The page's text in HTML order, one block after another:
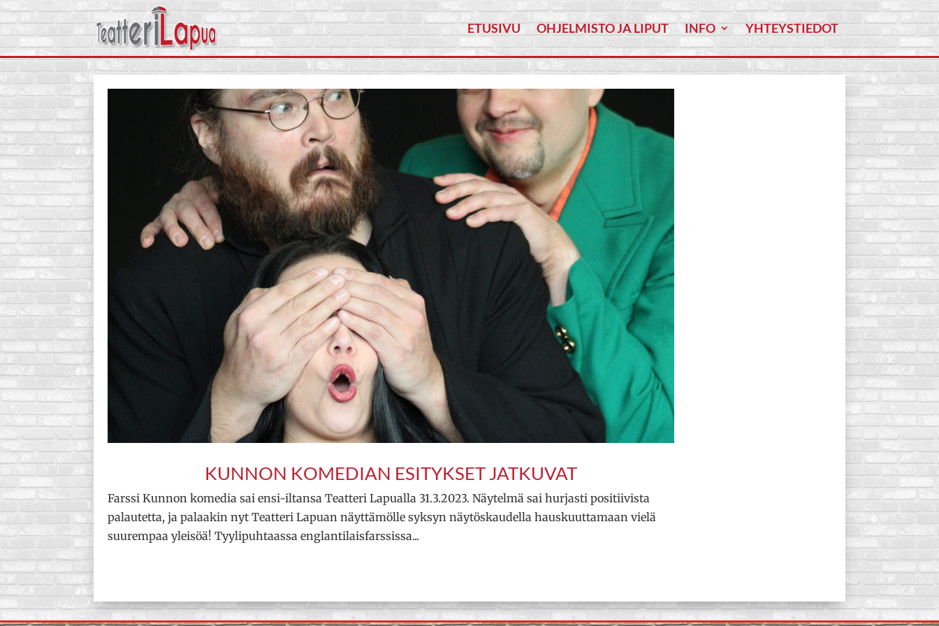
ETUSIVU OHJELMISTO JA LIPUT INFO YHTEYSTIEDOT
KUNNON KOMEDIAN ESITYKSET JATKUVAT
Farssi Kunnon komedia sai ensi-iltansa Teatteri Lapualla 31.3.2023. Näytelmä sai hurjasti positiivista
palautetta, ja palaakin nyt Teatteri Lapuan näyttämölle syksyn näytöskaudella hauskuuttamaan vielä
suurempaa yleisöä! Tyylipuhtaassa englantilaisfarssissa...